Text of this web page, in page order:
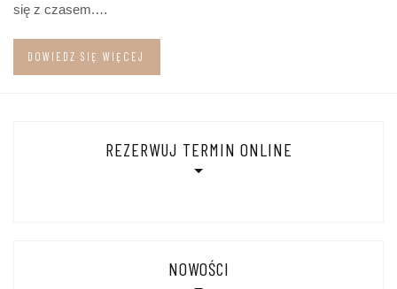
się z czasem.…
DOWIEDZ SIĘ WIĘCEJ
REZERWUJ TERMIN ONLINE
NOWOŚCI